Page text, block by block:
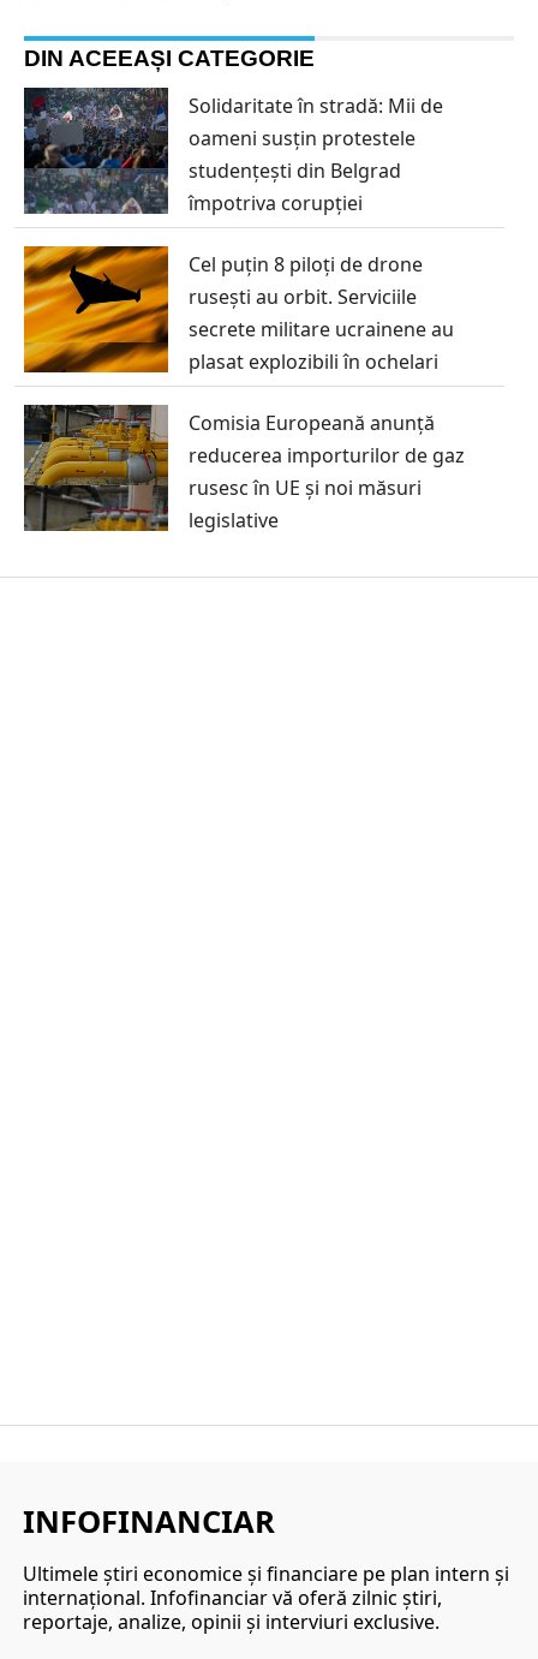
DIN ACEEAȘI CATEGORIE
Solidaritate în stradă: Mii de
oameni susțin protestele
studențești din Belgrad
împotriva corupției
Cel puțin 8 piloți de drone
rusești au orbit. Serviciile
secrete militare ucrainene au
plasat explozibili în ochelari
Comisia Europeană anunță
reducerea importurilor de gaz
rusesc în UE și noi măsuri
legislative
INFOFINANCIAR
Ultimele ştiri economice şi financiare pe plan intern şi
internaţional. Infofinanciar vă oferă zilnic ştiri,
reportaje, analize, opinii şi interviuri exclusive.